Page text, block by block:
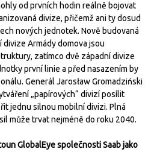
od prvních hodin reálně bojovat
divize, přičemž ani ty dosud
nových jednotek. Nově budovaná
divize Armády domova jsou
zatímco dvě západní divize
první linie a před nasazením by
Generál Jarosław Gromadziński
„papírových“ divizí posílit
jednu silnou mobilní divizi. Plná
může trvat nejméně do roku 2040.
GlobalEye společnosti Saab jako